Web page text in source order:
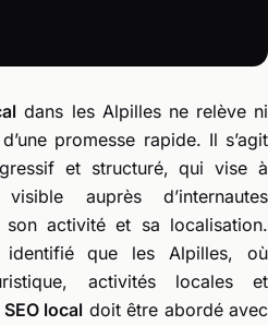
dans les Alpilles ne relève ni
promesse rapide. Il s’agit
et structuré, qui vise à
auprès d’internautes
son activité et sa localisation.
que les Alpilles, où
activités locales et
SEO local doit être abordé avec